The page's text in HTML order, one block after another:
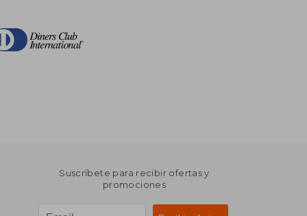
Suscríbete para recibir ofertas y
promociones